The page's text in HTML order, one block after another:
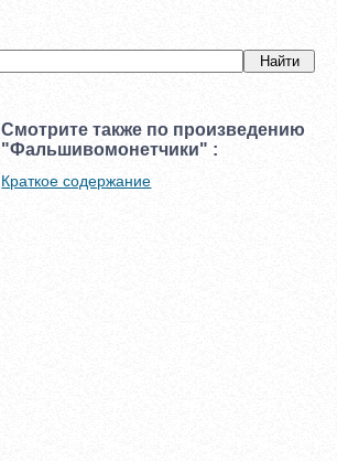
Смотрите также по произведению
"Фальшивомонетчики" :
Краткое содержание